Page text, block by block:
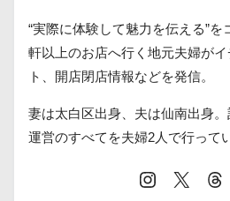
“実際に体験して魅力を伝える”
軒以上のお店へ行く地元夫婦が
ト、開店閉店情報などを発信。
妻は太白区出身、夫は仙南出身。
運営のすべてを夫婦2人で行って